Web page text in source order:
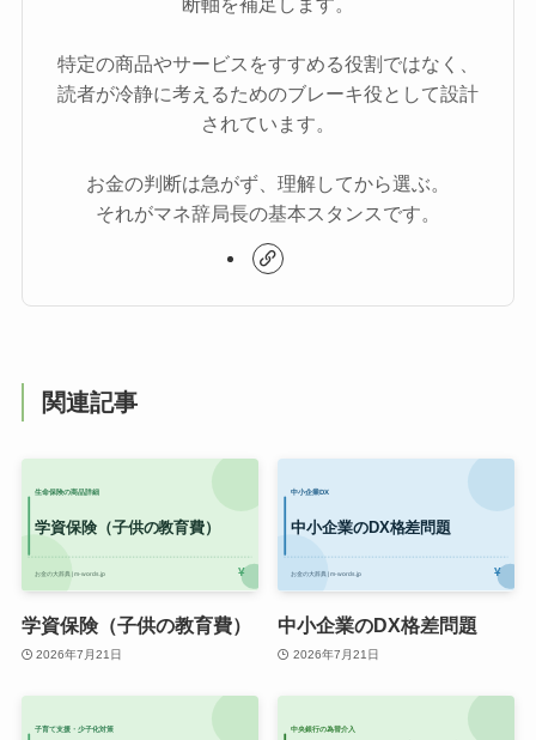
特定の商品やサービスをすすめる役割ではなく、
読者が冷静に考えるためのブレーキ役として設計
されています。
お金の判断は急がず、理解してから選ぶ。
それがマネ辞局長の基本スタンスです。
関連記事
学資保険（子供の教育費）
2026年7月21日
中小企業のDX格差問題
2026年7月21日